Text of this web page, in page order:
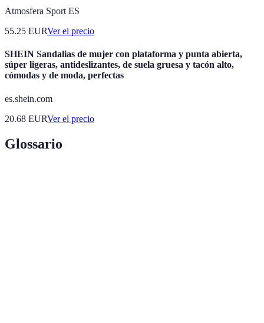
Atmosfera Sport ES
55.25 EURVer el precio
SHEIN Sandalias de mujer con plataforma y punta abierta,
súper ligeras, antideslizantes, de suela gruesa y tacón alto,
cómodas y de moda, perfectas
es.shein.com
20.68 EURVer el precio
Glossario